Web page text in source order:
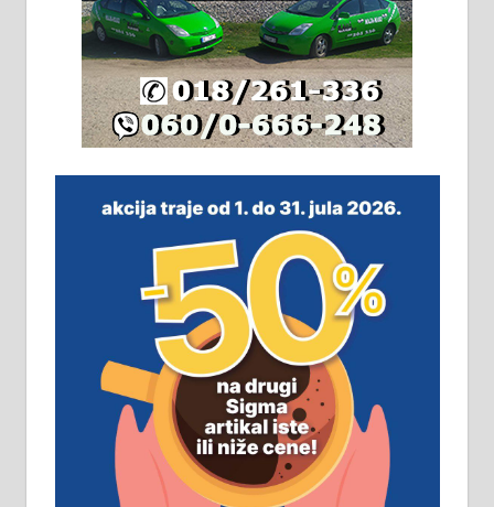
Издајем комплетно опремљену
халу на Житковачком путу, на
плацу површине око 7 ари.
064/321-80-51; 063/102-35-25
м2 са плацем од 8 ари у Зеленом
виру у Алексинцу. Могућа
замена. 064/21-63-584
ПОСЛОВНИ ОГЛАСИ
Рудник и флотација Рудник
д.о.о. Рудник запошљава 20
помоћника рудара. Услови:
Основна школа, пожељно радно
искуство на истим и сличним
пословима, али не и неопходан